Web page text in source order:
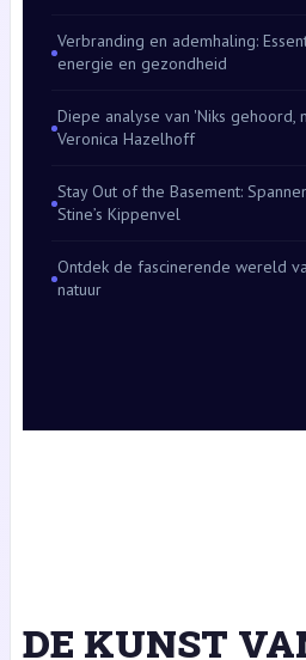
Verbranding en ademhaling:
energie en gezondheid
Diepe analyse van 'Niks gehoord,
Veronica Hazelhoff
Stay Out of the Basement:
Stine’s Kippenvel
Ontdek de fascinerende wereld
natuur
DE KUNST